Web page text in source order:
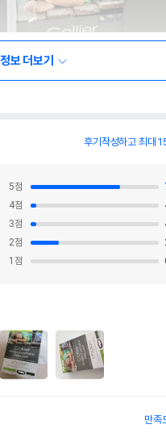
보 더보기
후기작성하고 최대
5점
4점
3점
2점
1 점
만족